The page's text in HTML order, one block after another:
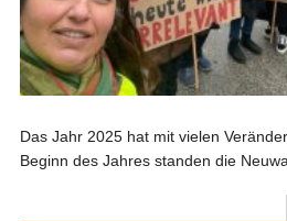
Das Jahr 2025 hat mit vielen
Beginn des Jahres standen die